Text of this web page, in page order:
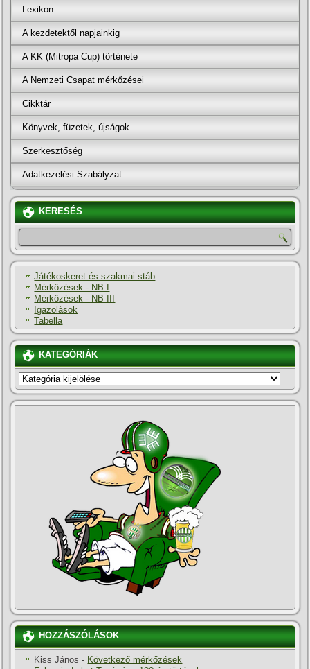
Lexikon
A kezdetektől napjainkig
A KK (Mitropa Cup) története
A Nemzeti Csapat mérkőzései
Cikktár
Könyvek, füzetek, újságok
Szerkesztőség
Adatkezelési Szabályzat
KERESÉS
Játékoskeret és szakmai stáb
Mérkőzések - NB I
Mérkőzések - NB III
Igazolások
Tabella
KATEGÓRIÁK
KATEGÓRIÁK
HOZZÁSZÓLÁSOK
Kiss János - Következő mérkőzések